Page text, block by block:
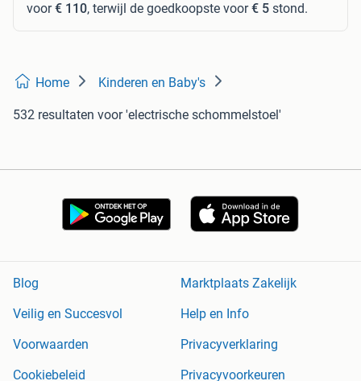
voor€ 110, terwijl de goedkoopste voor€ 5 stond.
Home Kinderen en Baby's
532 resultaten voor 'electrische schommelstoel'
Blog
Marktplaats Zakelijk
Veilig en Succesvol
Help en Info
Voorwaarden
Privacyverklaring
Cookiebeleid
Privacyvoorkeuren